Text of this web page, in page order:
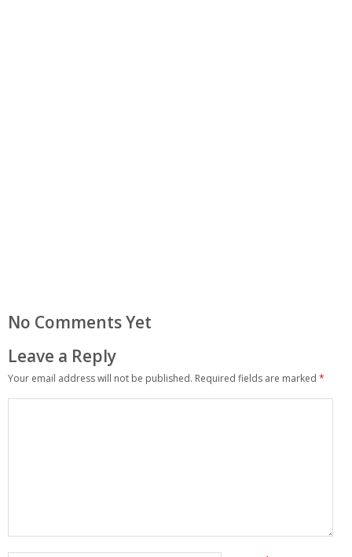
No Comments Yet
Leave a Reply
Your email address will not be published. Required fields are marked *